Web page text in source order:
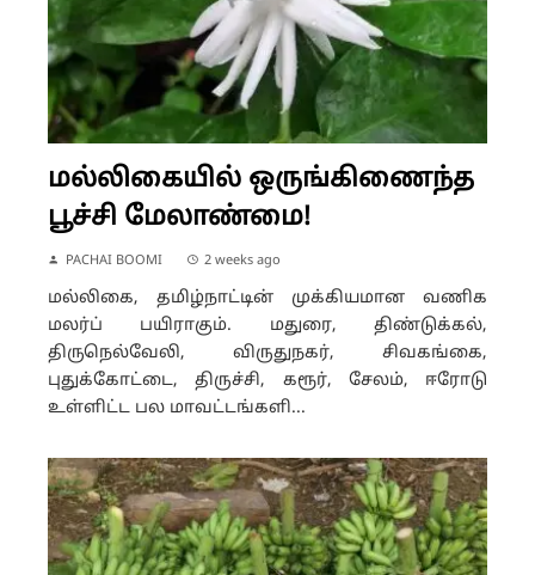
மல்லிகையில் ஒருங்கிணைந்த
பூச்சி மேலாண்மை!
PACHAI BOOMI 2 weeks ago
மல்லிகை, தமிழ்நாட்டின் முக்கியமான வணிக
மலர்ப் பயிராகும். மதுரை, திண்டுக்கல்,
திருநெல்வேலி, விருதுநகர், சிவகங்கை,
புதுக்கோட்டை, திருச்சி, கரூர், சேலம், ஈரோடு
உள்ளிட்ட பல மாவட்டங்களி...